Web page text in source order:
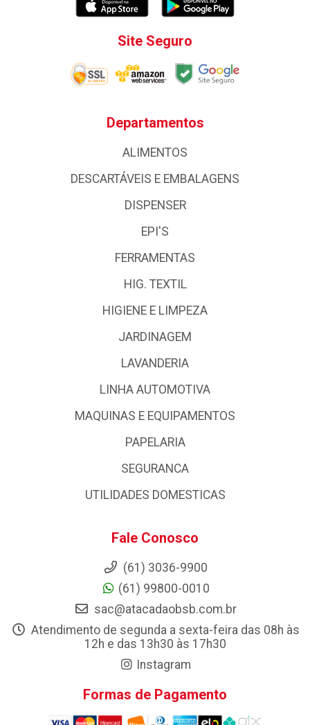
Site Seguro
Departamentos
ALIMENTOS
DESCARTÁVEIS E EMBALAGENS
DISPENSER
EPI'S
FERRAMENTAS
HIG. TEXTIL
HIGIENE E LIMPEZA
JARDINAGEM
LAVANDERIA
LINHA AUTOMOTIVA
MAQUINAS E EQUIPAMENTOS
PAPELARIA
SEGURANCA
UTILIDADES DOMESTICAS
Fale Conosco
(61) 3036-9900
(61) 99800-0010
sac@atacadaobsb.com.br
Atendimento de segunda a sexta-feira das 08h às
12h e das 13h30 às 17h30
Instagram
Formas de Pagamento